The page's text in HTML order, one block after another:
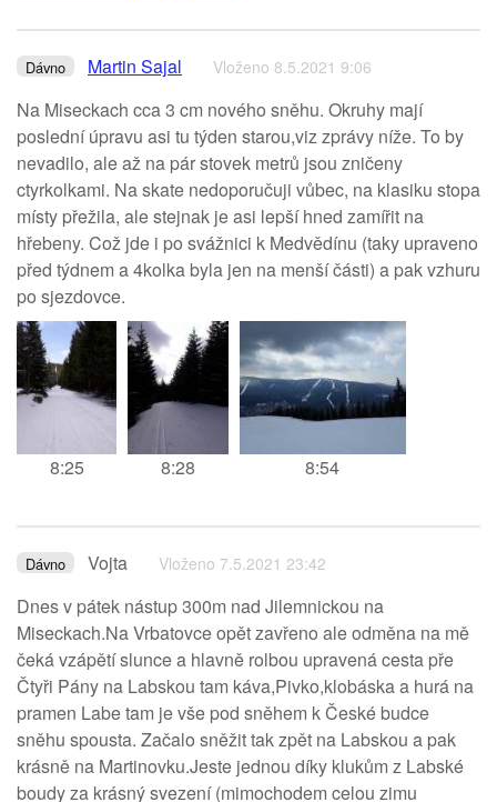
Dávno Martin Sajal Vloženo 8.5.2021 9:06
Na Miseckach cca 3 cm nového sněhu. Okruhy mají
poslední úpravu asi tu týden starou,viz zprávy níže. To by
nevadilo, ale až na pár stovek metrů jsou zničeny
ctyrkolkami. Na skate nedoporučuji vůbec, na klasiku stopa
místy přežila, ale stejnak je asi lepší hned zamířit na
hřebeny. Což jde i po svážnici k Medvědínu (taky upraveno
před týdnem a 4kolka byla jen na menší části) a pak vzhuru
po sjezdovce.
8:25 8:28 8:54
Dávno Vojta Vloženo 7.5.2021 23:42
Dnes v pátek nástup 300m nad Jilemnickou na
Miseckach.Na Vrbatovce opět zavřeno ale odměna na mě
čeká vzápětí slunce a hlavně rolbou upravená cesta pře
Čtyři Pány na Labskou tam káva,Pivko,klobáska a hurá na
pramen Labe tam je vše pod sněhem k České budce
sněhu spousta. Začalo sněžit tak zpět na Labskou a pak
krásně na Martinovku.Jeste jednou díky klukům z Labské
boudy za krásný svezení (mimochodem celou zimu